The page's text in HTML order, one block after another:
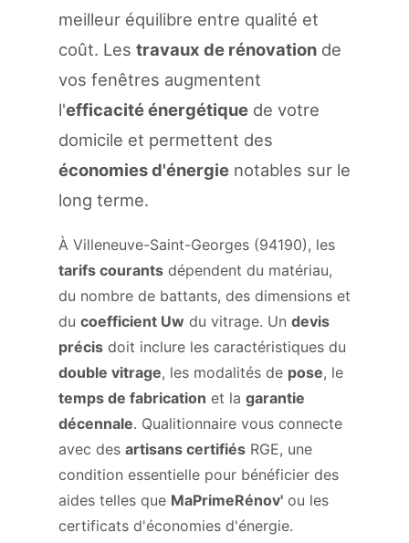
meilleur équilibre entre qualité et
coût. Les travaux de rénovation de
vos fenêtres augmentent
l'efficacité énergétique de votre
domicile et permettent des
économies d'énergie notables sur le
long terme.
À Villeneuve-Saint-Georges (94190), les
tarifs courants dépendent du matériau,
du nombre de battants, des dimensions et
du coefficient Uw du vitrage. Un devis
précis doit inclure les caractéristiques du
double vitrage, les modalités de pose, le
temps de fabrication et la garantie
décennale. Qualitionnaire vous connecte
avec des artisans certifiés RGE, une
condition essentielle pour bénéficier des
aides telles que MaPrimeRénov' ou les
certificats d'économies d'énergie.